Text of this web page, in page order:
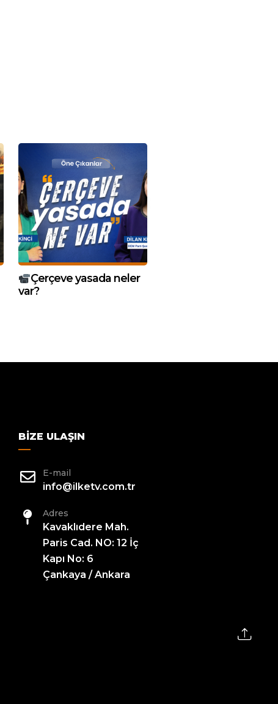
Çerçeve yasada neler
var?
BIZE ULAŞIN
E-mail
info@ilketv.com.tr
Adres
Kavaklıdere Mah.
Paris Cad. NO: 12 İç
Kapı No: 6
Çankaya / Ankara